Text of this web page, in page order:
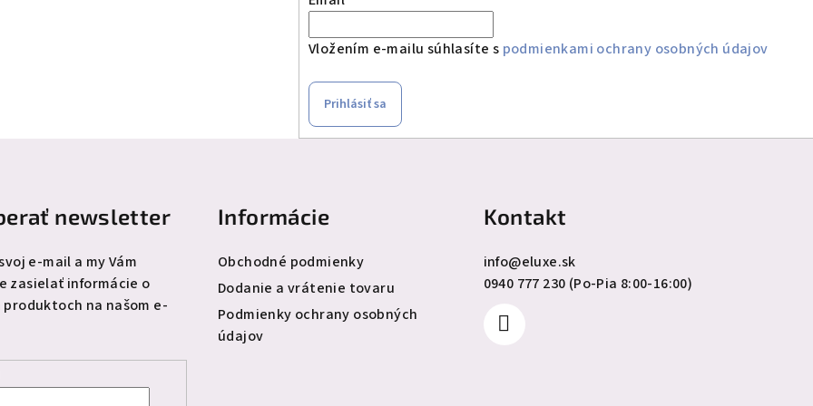
Vložením e-mailu súhlasíte s podmienkami ochrany osobných údajov
Prihlásiť sa
newsletter
e-mail a my Vám
zasielať informácie o
produktoch na našom e-
Informácie
Obchodné podmienky
Dodanie a vrátenie tovaru
Podmienky ochrany osobných
údajov
Kontakt
info@eluxe.sk
0940 777 230 (Po-Pia 8:00-16:00)